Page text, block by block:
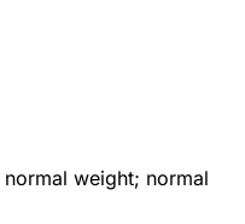
weight; normal